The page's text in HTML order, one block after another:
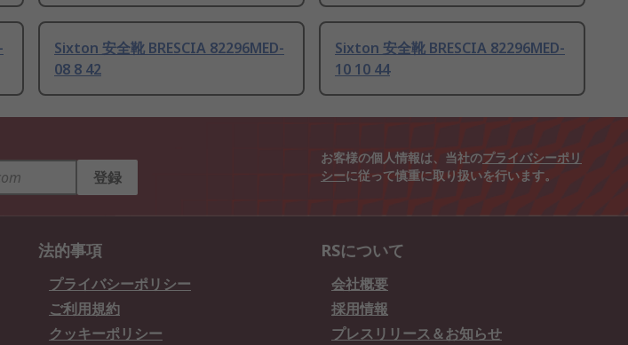
Sixton 安全靴 BRESCIA 82296MED-
08 8 42
Sixton 安全靴 BRESCIA 82296MED-
10 10 44
登録
お客様の個人情報は、当社のプライバシーポリ
シーに従って慎重に取り扱いを行います。
法的事項
プライバシーポリシー
ご利用規約
クッキーポリシー
RSについて
会社概要
採用情報
プレスリリース＆お知らせ